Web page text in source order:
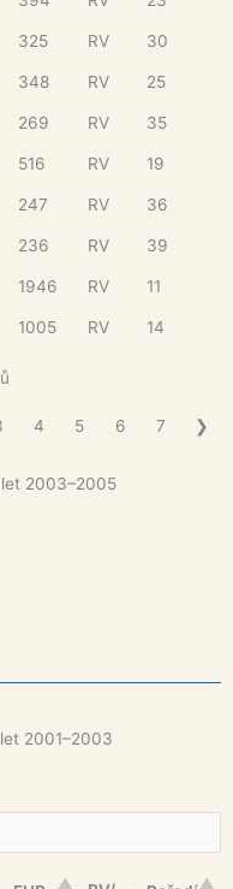
325 RV 30
348 RV 25
269 RV 35
516 RV 19
247 RV 36
236 RV 39
1946 RV 11
1005 RV 14
4 5 6 7 ❯
2003–2005
2001–2003